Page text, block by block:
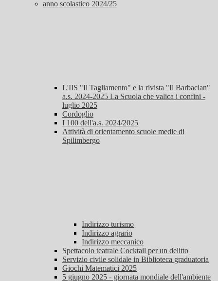
anno scolastico 2024/25
L'IIS "Il Tagliamento" e la rivista "Il Barbacian"
a.s. 2024-2025 La Scuola che valica i confini -
luglio 2025
Cordoglio
I 100 dell'a.s. 2024/2025
Attività di orientamento scuole medie di
Spilimbergo
Indirizzo turismo
Indirizzo agrario
Indirizzo meccanico
Spettacolo teatrale Cocktail per un delitto
Servizio civile solidale in Biblioteca graduatoria
Giochi Matematici 2025
5 giugno 2025 - giornata mondiale dell'ambiente